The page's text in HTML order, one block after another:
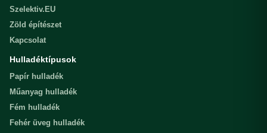
Szelektiv.EU
Zöld építészet
Kapcsolat
Hulladéktípusok
Papír hulladék
Műanyag hulladék
Fém hulladék
Fehér üveg hulladék